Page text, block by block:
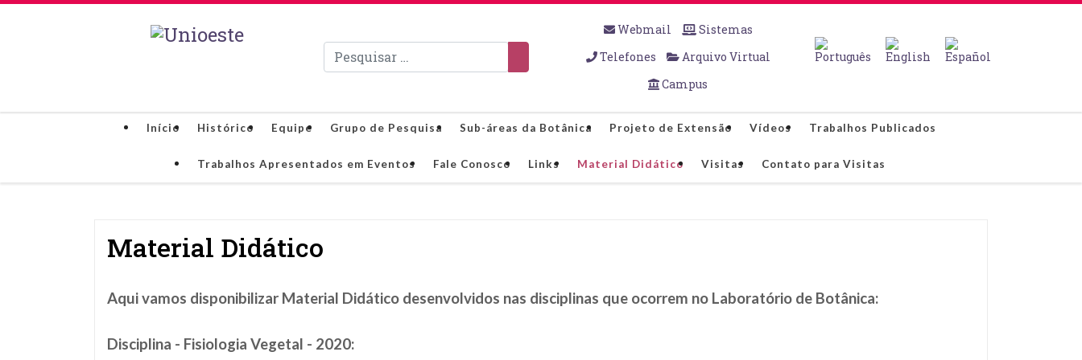
Pesquisar
Webmail
Sistemas
Telefones
Arquivo Virtual
Campus
Início Histórico Equipe Grupo de Pesquisa Sub-áreas da Botânica Projeto de Extensão Vídeos Trabalhos Publicados
Trabalhos Apresentados em Eventos Fale Conosco Links Material Didático Visitas Contato para Visitas
Material Didático
Aqui vamos disponibilizar Material Didático desenvolvidos nas disciplinas que ocorrem no Laboratório de Botânica:
Disciplina - Fisiologia Vegetal - 2020: